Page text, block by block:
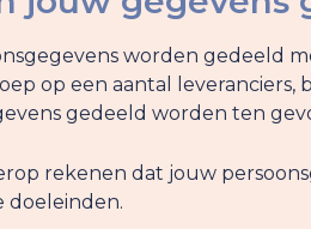
worden gedeeld
op een aantal
gedeeld worden ten
rekenen dat jouw
doeleinden.